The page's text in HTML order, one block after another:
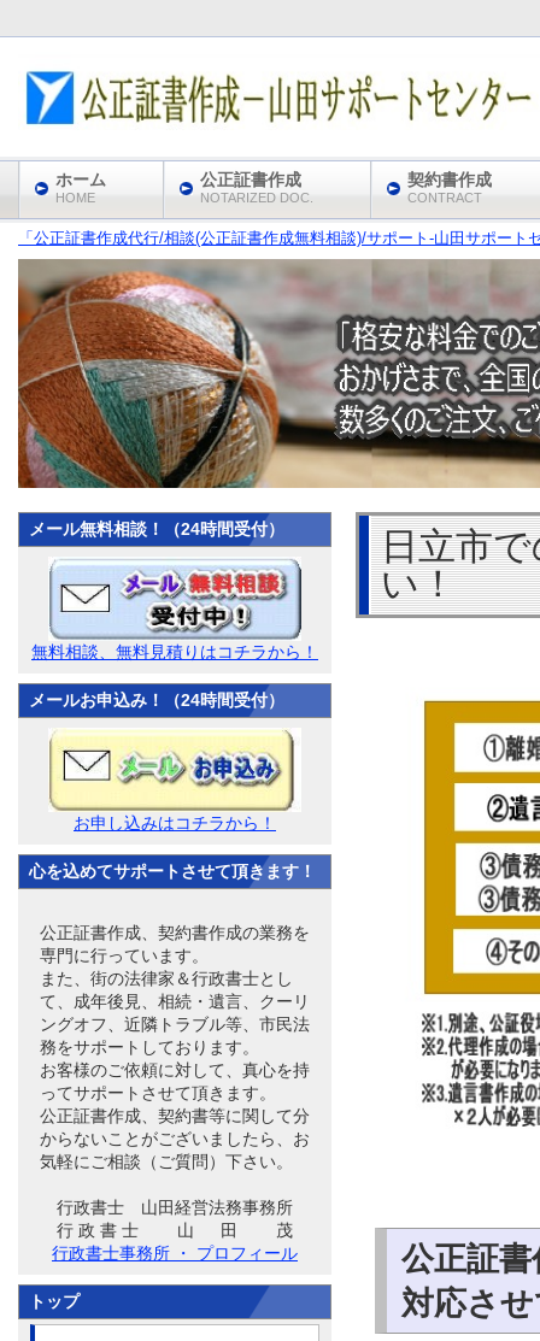
「公正証書作成代行/相談(公正証書作成無料相談)/サポート‐山田サポート
日立市
い！
公正証
対応さ
メール無料相談！（24時間受付）
無料相談、無料見積りはコチラから！
メールお申込み！（24時間受付）
お申し込みはコチラから！
心を込めてサポートさせて頂きます！
公正証書作成、契約書作成の業務を
専門に行っています。
また、街の法律家＆行政書士とし
て、成年後見、相続・遺言、クーリ
ングオフ、近隣トラブル等、市民法
務をサポートしております。
お客様のご依頼に対して、真心を持
ってサポートさせて頂きます。
公正証書作成、契約書等に関して分
からないことがございましたら、お
気軽にご相談（ご質問）下さい。
行政書士 山田経営法務事務所
行 政 書 士 山 田 茂
行政書士事務所 ・ プロフィール
トップ
ホーム
HOME
公正証書作成
NOTARIZED DOC.
契約書作成
CONTRACT